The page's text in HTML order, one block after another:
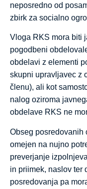
neposredno od
zbirk za socialno
Vloga RKS mora biti
pogodbeni
obdelavi z elementi
skupni upravljavec z
členu), ali kot
nalog oziroma
obdelave RKS ne
Obseg posredovanih
omejen na nujno
preverjanje
in priimek, naslov ter
posredovanja pa